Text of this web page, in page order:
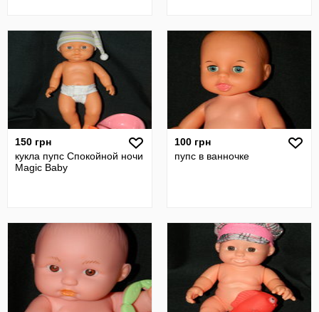
150 грн
кукла пупс Спокойной ночи
Magic Baby
100 грн
пупс в ванночке